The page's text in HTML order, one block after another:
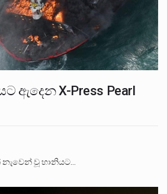
ඇදෙන X-Press Pearl
වූ හානියට…